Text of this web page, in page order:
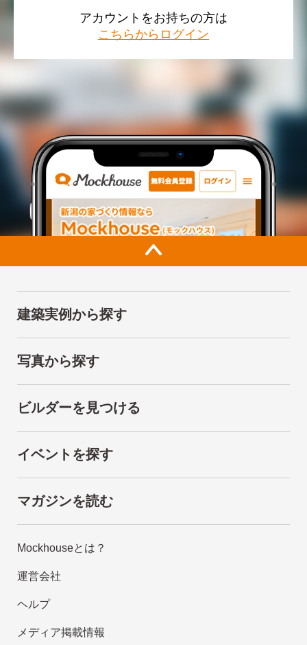
アカウントをお持ちの方は
こちらからログイン
建築実例から探す
写真から探す
ビルダーを見つける
イベントを探す
マガジンを読む
Mockhouseとは？
運営会社
ヘルプ
メディア掲載情報